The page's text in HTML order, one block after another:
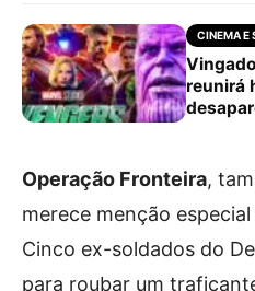
CINEMA E
reunirá
Operação Fronteira,
merece menção
Cinco ex-soldados do
para roubar um